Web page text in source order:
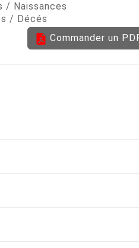
/ Naissances
/ Décés
Commander un